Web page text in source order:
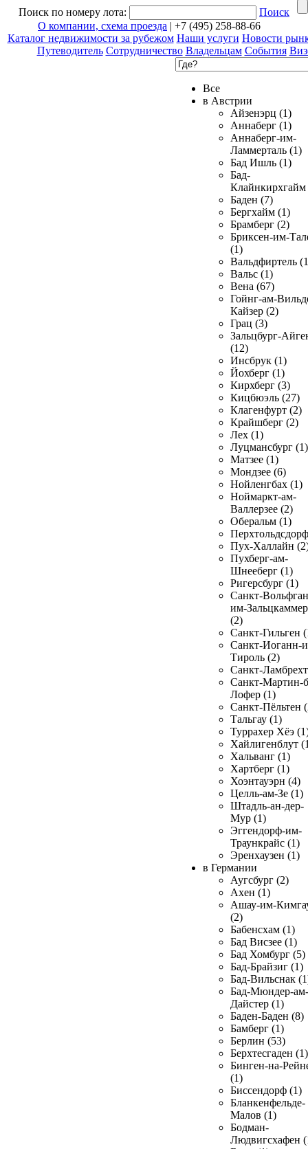
Поиск по номеру лота:
Поиск
О компании, схема проезда | +7 (495) 258-88-66
Каталог недвижимости за рубежом Наши услуги Новости
Путеводитель Сотрудничество Владельцам События
Все
в Австрии
Айзенэрц (1)
Аннаберг (1)
Аннаберг-им-
Ламмерталь (1)
Бад Ишль (1)
Бад-
Клайнкирхгайм
Баден (7)
Бергхайм (1)
Брамберг (2)
Бриксен-им-
(1)
Вальдфиртель
Вальс (1)
Вена (67)
Гойнг-ам-
Кайзер (2)
Грац (3)
Зальцбург-
(12)
Инсбрук (1)
Йохберг (1)
Кирхберг (3)
Кицбюэль (27)
Клагенфурт (2)
Крайшберг (2)
Лех (1)
Луцмансбург (1)
Матзее (1)
Мондзее (6)
Нойленгбах (1)
Ноймаркт-ам-
Валлерзее (2)
Оберальм (1)
Пух-Халлайн
Пухберг-ам-
Шнееберг (1)
Ригерсбург (1)
Санкт-
им-
(2)
Санкт-Гильген
Санкт-Иоганн-
Тироль (2)
Санкт-
Санкт-Мартин-
Лофер (1)
Санкт-Пёльтен
Тальгау (1)
Туррахер Хёэ
Хайлигенблут
Хальванг (1)
Хартберг (1)
Хоэнтауэрн (4)
Целль-ам-Зе (1)
Штадль-ан-дер-
Мур (1)
Эггендорф-им-
Траункрайс (1)
Эренхаузен (1)
в Германии
Аугсбург (2)
Ахен (1)
Ашау-им-
(2)
Бабенсхам (1)
Бад Висзее (1)
Бад Хомбург (5)
Бад-Брайзиг (1)
Бад-Вильснак
Бад-Мюндер-ам-
Дайстер (1)
Баден-Баден (8)
Бамберг (1)
Берлин (53)
Берхтесгаден (1)
Бинген-на-
(1)
Биссендорф (1)
Бланкенфельде-
Малов (1)
Бодман-
Людвигсхафен